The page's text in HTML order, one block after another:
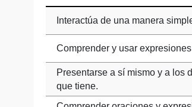
Interactúa de una manera
Comprender y usar
Presentarse a sí mismo y a los
que tiene.